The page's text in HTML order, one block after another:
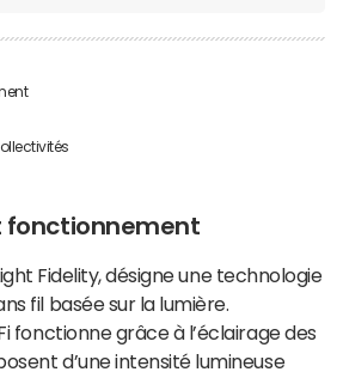
fonctionnement
Fidelity, désigne une technologie
fil basée sur la lumière.
fonctionne grâce à l’éclairage des
d’une intensité lumineuse